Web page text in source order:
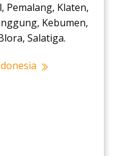
Pemalang, Klaten,
Kebumen,
Salatiga.